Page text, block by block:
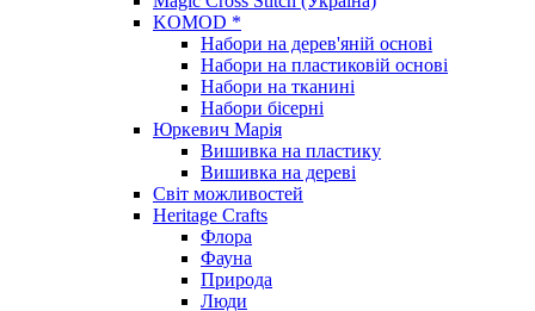
KOMOD *
Набори на дерев'яній основі
Набори на пластиковій основі
Набори на тканині
Набори бісерні
Юркевич Марія
Вишивка на пластику
Вишивка на дереві
Світ можливостей
Heritage Crafts
Флора
Фауна
Природа
Люди